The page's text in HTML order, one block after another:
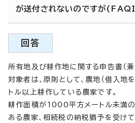
が送付されないのですが
回答
所有地及び耕作地に関する申告書（
対象者は、原則として、農地（借入
トル以上耕作している農家です。
耕作面積が1000平方メートル未満
ある農家、相続税の納税猶予を受け